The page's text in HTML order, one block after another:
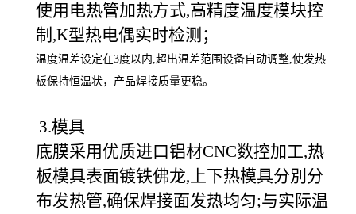
使用电热管加热方式,高精度温度模块控
制,K型热电偶实时检测；
温度温差设定在3度以内,超出温差范围设备自动调整,使发热
板保持恒温状，产品焊接质量更稳。
3.模具
底膜采用优质进口铝材CNC数控加工,热
板模具表面镀铁佛龙,上下热模具分別分
布发热管,确保焊接面发热均匀;与实际温